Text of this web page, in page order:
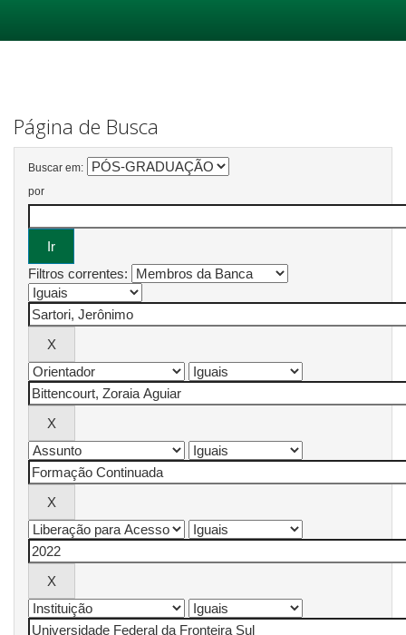
Página de Busca
Buscar em:
por
Filtros correntes: